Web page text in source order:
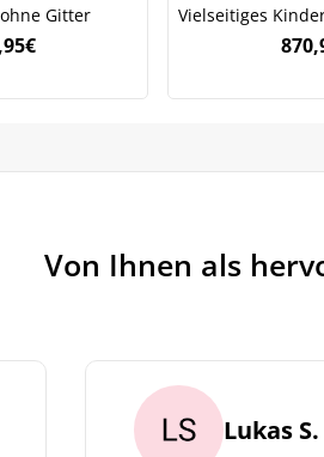
Gitter
€
Vielseitiges
Von Ihnen als
Lukas S.